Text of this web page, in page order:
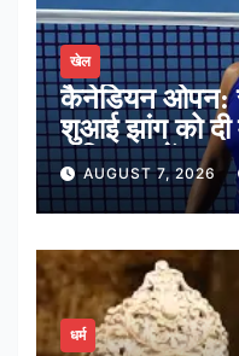
खेल
कैनेडियन ओपन:
शुआई झांग को दी
अंतिम 16 में जगह
AUGUST 7, 2026
धर्म